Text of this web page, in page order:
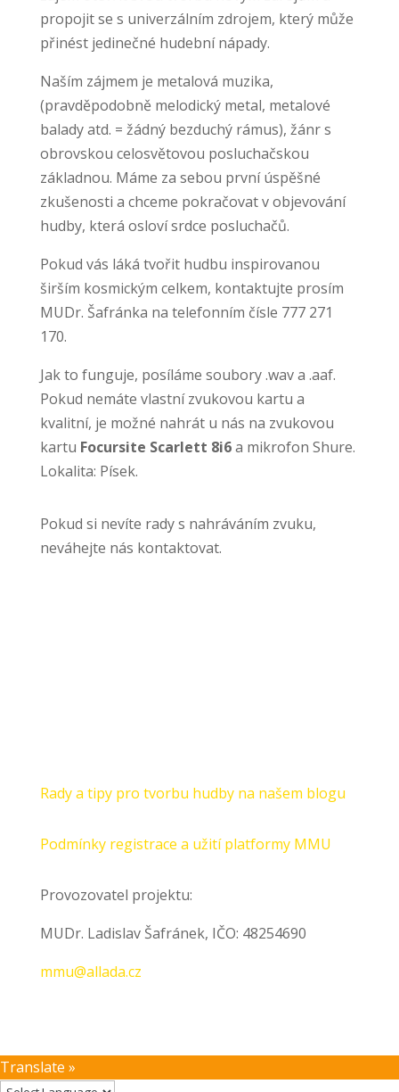
propojit se s univerzálním zdrojem, který může
přinést jedinečné hudební nápady.
Naším zájmem je metalová muzika,
(pravděpodobně melodický metal, metalové
balady atd. = žádný bezduchý rámus), žánr s
obrovskou celosvětovou posluchačskou
základnou. Máme za sebou první úspěšné
zkušenosti a chceme pokračovat v objevování
hudby, která osloví srdce posluchačů.
Pokud vás láká tvořit hudbu inspirovanou
širším kosmickým celkem, kontaktujte prosím
MUDr. Šafránka na telefonním čísle 777 271
170.
Jak to funguje, posíláme soubory .wav a .aaf.
Pokud nemáte vlastní zvukovou kartu a
kvalitní, je možné nahrát u nás na zvukovou
kartu Focursite Scarlett 8i6a mikrofon Shure.
Lokalita: Písek.
Pokud si nevíte rady s nahráváním zvuku,
neváhejte nás kontaktovat.
Rady a tipy pro tvorbu hudby na našem blogu
Podmínky registrace a užití platformy MMU
Provozovatel projektu:
MUDr. Ladislav Šafránek, IČO: 48254690
mmu@allada.cz
Translate »